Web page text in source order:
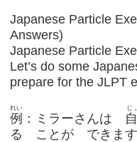
Japanese Particle
Answers)
Japanese Particle
Let’s do some
prepare for the JLPT
例
れい
：ミラーさんは
じ
る ことが できます